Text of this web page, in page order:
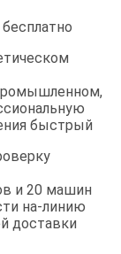
быстрый
и 20 машин
на-линию
доставки